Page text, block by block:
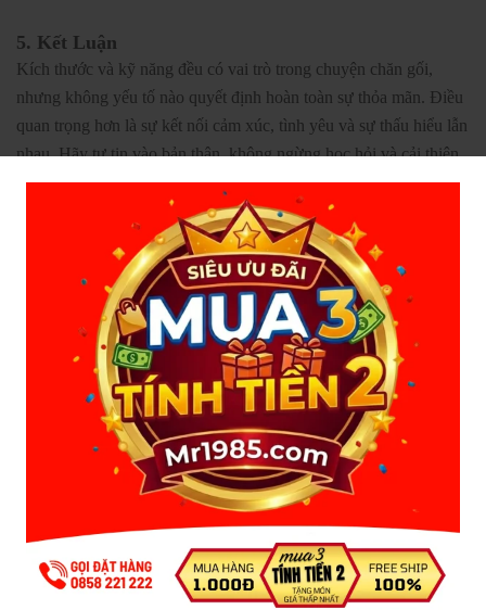
5. Kết Luận
Kích thước và kỹ năng đều có vai trò trong chuyện chăn gối,
nhưng không yếu tố nào quyết định hoàn toàn sự thỏa mãn. Điều
quan trọng hơn là sự kết nối cảm xúc, tình yêu và sự thấu hiểu lẫn
nhau. Hãy tự tin vào bản thân, không ngừng học hỏi và cải thiện
kỹ năng, và luôn lắng nghe đối tác để xây dựng một mối quan hệ
tình dục lành mạnh và hạnh phúc.
Khi bạn hiểu và thực hành tốt những yếu tố này, kích thước sẽ trở
thành một yếu tố thứ yếu, và điều thực sự quan trọng là cảm giác
thoải mái, yêu thương và thỏa mãn mà cả hai người cùng chia sẻ.